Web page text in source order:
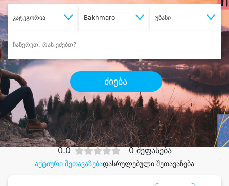
კატეგორია Bakhmaro უბანი
ძიება
შეიძინესასურველი მომსახურება
დიდი დანაზოგით
აქტიური შეთავაზებადასრულებული შეთავაზება
0.0 0 შეფასება